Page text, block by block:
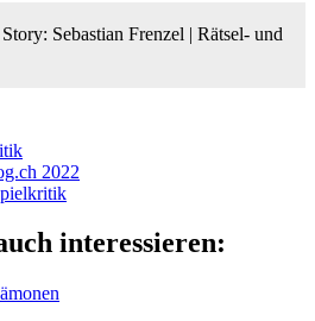
Sebastian Frenzel | Rätsel- und
2022
interessieren: